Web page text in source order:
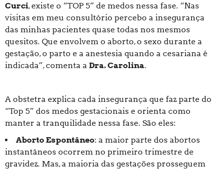
Curci, existe o “TOP 5” de medos nessa fase. “Nas
visitas em meu consultório percebo a insegurança
das minhas pacientes quase todas nos mesmos
quesitos. Que envolvem o aborto, o sexo durante a
gestação, o parto e a anestesia quando a cesariana é
indicada”, comenta a Dra. Carolina.
A obstetra explica cada insegurança que faz parte do
“Top 5” dos medos gestacionais e orienta como
manter a tranquilidade nessa fase. São eles:
Aborto Espontâneo: a maior parte dos abortos
instantâneos ocorrem no primeiro trimestre de
gravidez. Mas, a maioria das gestações prosseguem